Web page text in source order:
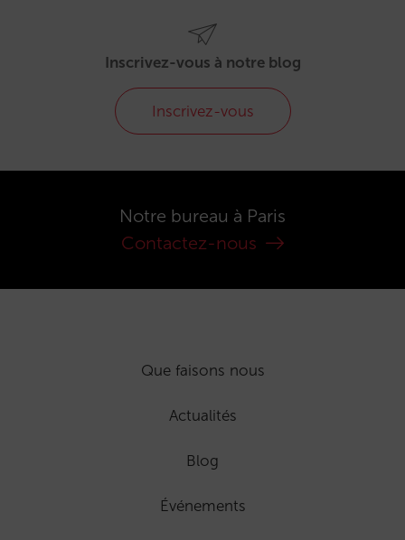
Inscrivez-vous à notre blog
Inscrivez-vous
Notre bureau à Paris
Contactez-nous
Que faisons nous
Actualités
Blog
Événements